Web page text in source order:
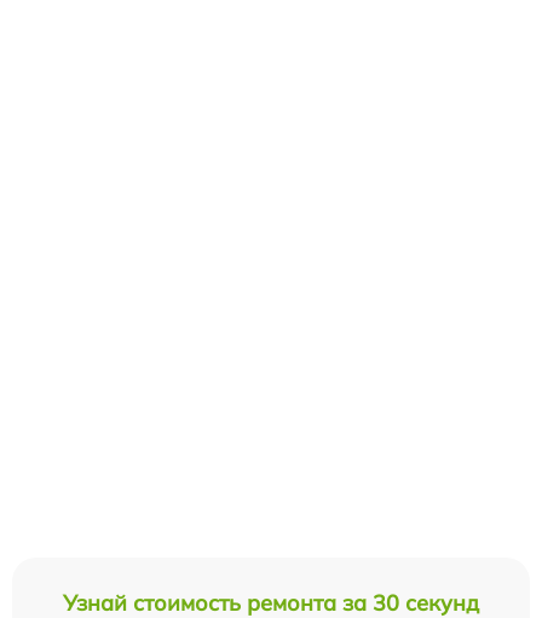
Узнай стоимость ремонта за 30 секунд